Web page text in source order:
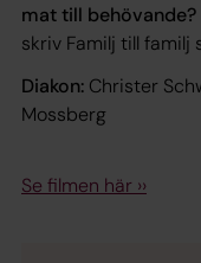
mat till behövande?
skriv Familj till familj
Diakon: Christer
Mossberg
Se filmen här ››